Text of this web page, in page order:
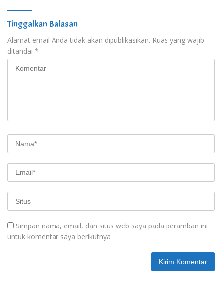
Tinggalkan Balasan
Alamat email Anda tidak akan dipublikasikan. Ruas yang wajib
ditandai *
Simpan nama, email, dan situs web saya pada peramban ini
untuk komentar saya berikutnya.